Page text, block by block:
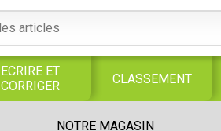
ECRIRE ET
CORRIGER
CLASSEMENT
NOTRE MAGASIN